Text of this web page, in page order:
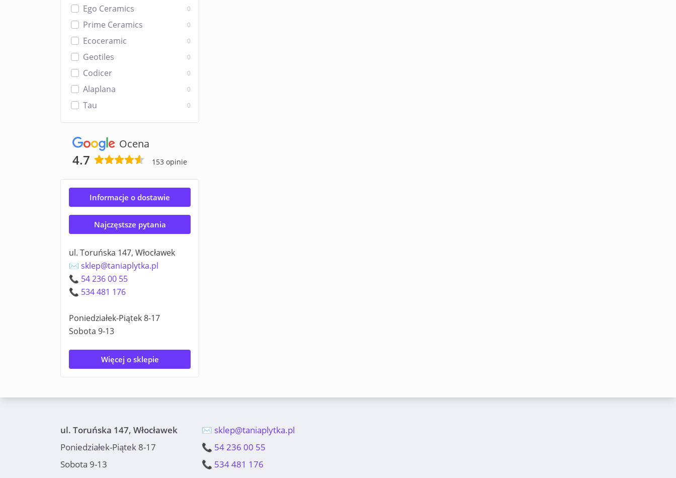
Ego Ceramics 0
Prime Ceramics 0
Ecoceramic 0
Geotiles 0
Codicer 0
Alaplana 0
Tau 0
Ocena
4.7 153 opinie
Informacje o dostawie
Najczęstsze pytania
ul. Toruńska 147, Włocławek
✉️ sklep@taniaplytka.pl
📞 54 236 00 55
📞 534 481 176
Poniedziałek-Piątek 8-17
Sobota 9-13
Więcej o sklepie
ul. Toruńska 147, Włocławek
Poniedziałek-Piątek 8-17
Sobota 9-13
✉️ sklep@taniaplytka.pl
📞 54 236 00 55
📞 534 481 176